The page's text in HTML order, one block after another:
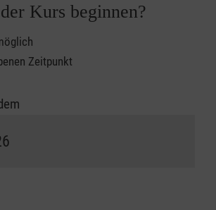
Kurs beginnen?
Zeitpunkt